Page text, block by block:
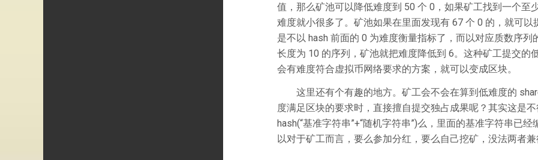
值，那么矿池可以降低难度到 50 个 0，如果矿工找到一个至
难度就小很多了。矿池如果在里面发现有 67 个 0 的，就可
是不以 hash 前面的 0 为难度衡量指标了，而以对应质数序
长度为 10 的序列，矿池就把难度降低到 6。这种矿工提交的
会有难度符合虚拟币网络要求的方案，就可以变成区块。
这里还有个有趣的地方。矿工会不会在算到低难度的
度满足区块的要求时，直接擅自提交独占成果呢？其实这是
hash(“基准字符串”+“随机字符串”)么，里面的基准字符串已
以对于矿工而言，要么参加分红，要么自己挖矿，没法两者兼